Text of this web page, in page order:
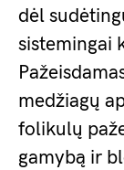
dėl
sistemingai
medžiagų
folikulų
gamybą ir